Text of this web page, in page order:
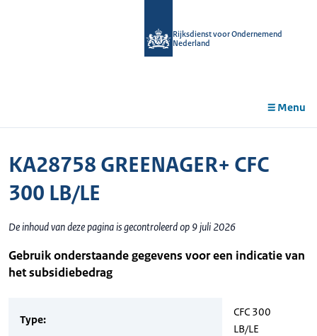
Rijksdienst voor Ondernemend
Nederland
Menu
KA28758 GREENAGER+ CFC
300 LB/LE
De inhoud van deze pagina is gecontroleerd op 9 juli 2026
Gebruik onderstaande gegevens voor een indicatie van
het subsidiebedrag
Type:
CFC 300
LB/LE